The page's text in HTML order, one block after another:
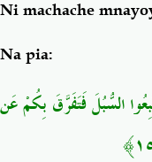
Ni machache
Na pia:
السُّبُلَ فَتَفَرَّقَ بِكُمْ عَن